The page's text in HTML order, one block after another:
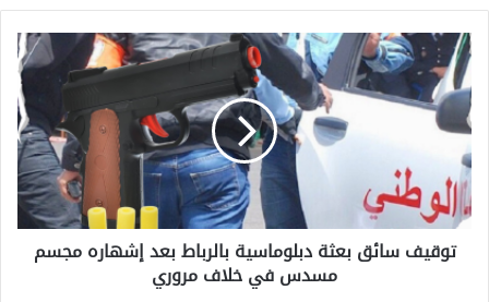
ت
و
ق
ي
ف
س
ا
ئ
ق
توقيف سائق بعثة دبلوماسية بالرباط بعد إشهاره مجسم
مسدس في خلاف مروري